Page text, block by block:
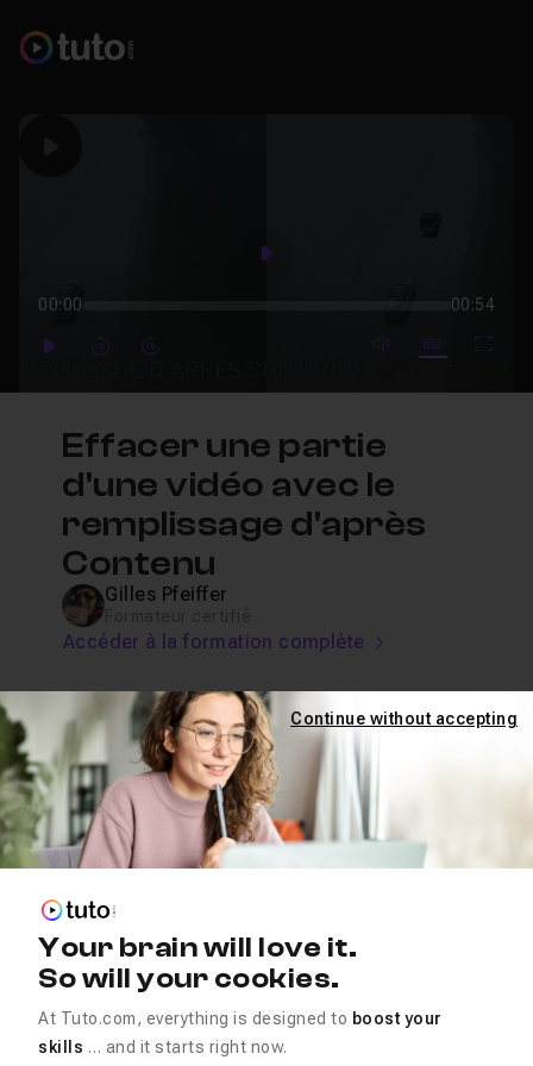
Play
00:00 00:54
PlayForwardForward mute video
Subtitles
Effacer une partie
d'une vidéo avec le
remplissage d'après
Contenu
Gilles Pfeiffer
Accéder à la formation complète